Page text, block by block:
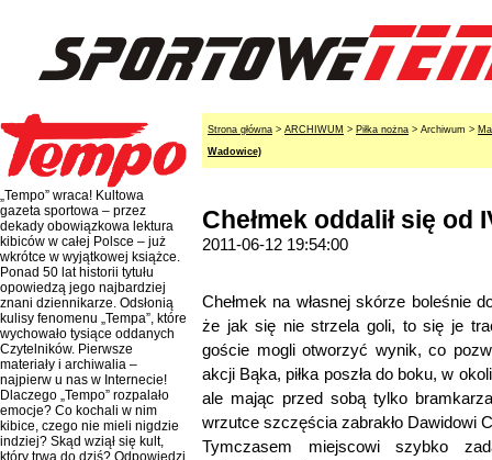
„Tempo” wraca! Kultowa
gazeta sportowa – przez
dekady obowiązkowa lektura
kibiców w całej Polsce – już
wkrótce w wyjątkowej książce.
Ponad 50 lat historii tytułu
opowiedzą jego najbardziej
znani dziennikarze. Odsłonią
kulisy fenomenu „Tempa”, które
wychowało tysiące oddanych
Czytelników. Pierwsze
materiały i archiwalia –
najpierw u nas w Internecie!
Dlaczego „Tempo” rozpalało
emocje? Co kochali w nim
kibice, czego nie mieli nigdzie
indziej? Skąd wziął się kult,
Strona główna > ARCHIWUM > Piłka nożna > Archiwum >
Wadowice)
Chełmek oddalił się od
2011-06-12 19:54:00
Chełmek na własnej skórze boleśnie
że jak się nie strzela goli, to się je
goście mogli otworzyć wynik, co
akcji Bąka, piłka poszła do boku, w
ale mając przed sobą tylko
wrzutce szczęścia zabrakło Dawidowi
Tymczasem miejscowi szybko